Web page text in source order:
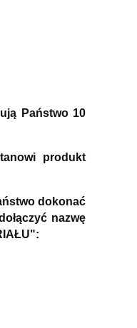
Państwo 10
produkt
dokonać
nazwę